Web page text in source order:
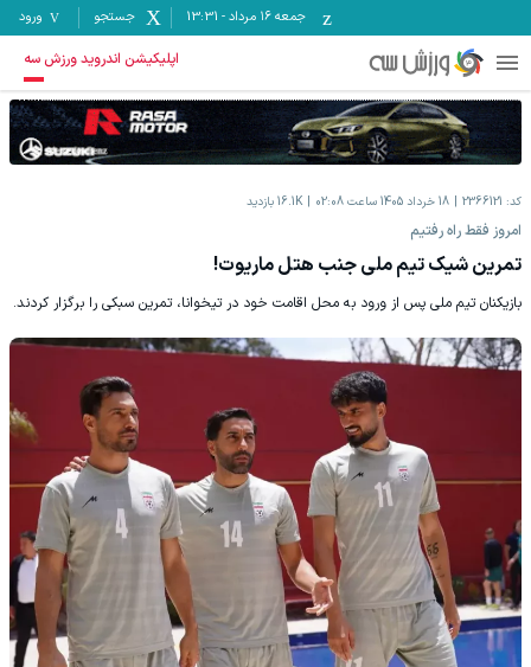
جمعه ۱۶ مرداد -
13:31 جستجو ورود
اپلیکیشن اندروید ورزش سه
کد: 2366121 18 خرداد 1405 ساعت 02:08 16.1K بازدید
امروز فقط راه رفتیم
تمرین شیک تیم ملی جنب هتل ماریوت!
بازیکنان تیم ملی پس از ورود به محل اقامت خود در تیخوانا، تمرین سبکی را برگزار کردند.